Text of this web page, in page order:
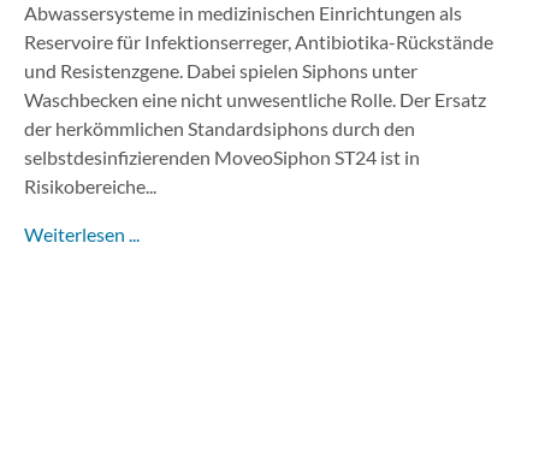
Abwassersysteme in medizinischen Einrichtungen als
Reservoire für Infektionserreger, Antibiotika-Rückstände
und Resistenzgene. Dabei spielen Siphons unter
Waschbecken eine nicht unwesentliche Rolle. Der Ersatz
der herkömmlichen Standardsiphons durch den
selbstdesinfizierenden MoveoSiphon ST24 ist in
Risikobereiche...
Weiterlesen ...